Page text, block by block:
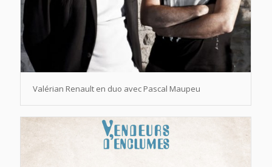
Valérian Renault en duo avec Pascal Maupeu